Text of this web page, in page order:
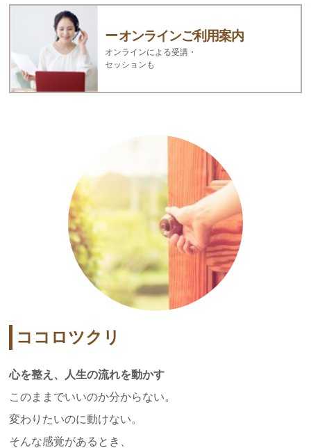
オンラインご利用案内
オンラインによる受講・
セッションも
ココロツクリ
心を整え、人生の流れを動かす
このままでいいのか分からない。
変わりたいのに動けない。
そんな感覚があるとき、